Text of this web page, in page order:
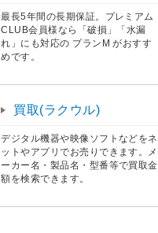
最長5年間の長期保証。プレミアム
CLUB会員様なら「破損」「水漏
れ」にも対応の プランM がおすす
めです。
買取(ラクウル)
デジタル機器や映像ソフトなどをネ
ットやアプリでお売りできます。メ
ーカー名・製品名・型番等で買取金
額を検索できます。